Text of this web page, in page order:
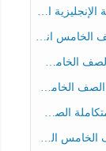
الفصل الثالث
الفصل الثالث
الفصل الثالث